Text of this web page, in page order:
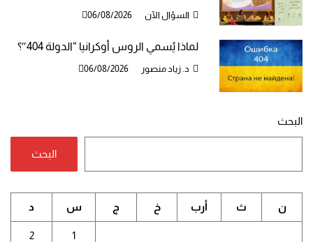
السؤال الآن 06/08/2026
لماذا يُسمي الروس أوكرانيا “الدولة 404″؟
د. زياد منصور 06/08/2026
البحث
البحث
ن ث أرب خ ج س د
1
2